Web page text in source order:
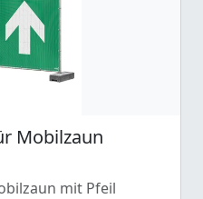
Mobilzaun
mit Pfeil